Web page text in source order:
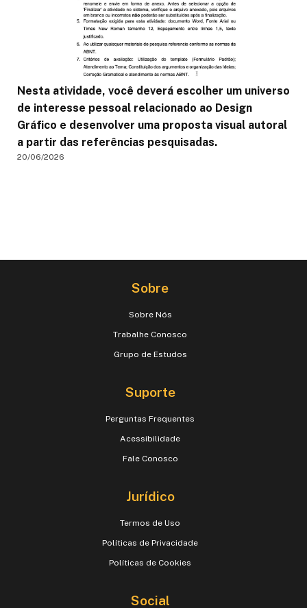
Nesta atividade, você deverá escolher um universo
de interesse pessoal relacionado ao Design
Gráfico e desenvolver uma proposta visual autoral
a partir das referências pesquisadas.
20/06/2026
Sobre
Sobre Nós
Trabalhe Conosco
Grupo de Estudos
Suporte
Perguntas Frequentes
Acessibilidade
Fale Conosco
Jurídico
Termos de Uso
Políticas de Privacidade
Políticas de Cookies
Social